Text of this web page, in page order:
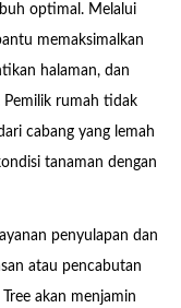
optimal. Melalui
memaksimalkan
halaman, dan
Pemilik rumah tidak
cabang yang lemah
tanaman dengan
penyulapan dan
atau pencabutan
akan menjamin